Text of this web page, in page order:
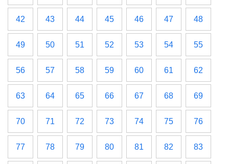
42 43 44 45 46 47 48
49 50 51 52 53 54 55
56 57 58 59 60 61 62
63 64 65 66 67 68 69
70 71 72 73 74 75 76
77 78 79 80 81 82 83